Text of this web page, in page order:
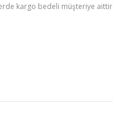
kargo bedeli müşteriye aittir